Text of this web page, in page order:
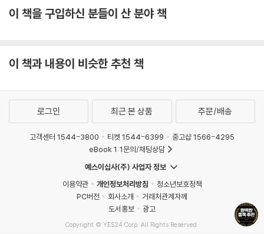
이 책을 구입하신 분들이 산 분야 책
이 책과 내용이 비슷한 추천 책
로그인 최근 본 상품 주문/배송
고객센터 1544-3800 티켓 1544-6399
중고샵 1566-4295
eBook 1:1문의/채팅상담
예스이십사(주) 사업자 정보
이용약관
개인정보처리방침
청소년보호정책
PC버전
회사소개
거래처관계자께
도서홍보
광고
Copyright © YES24 Corp. All Rights Reserved.